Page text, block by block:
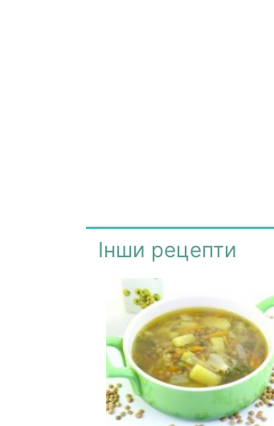
Інши рецепти